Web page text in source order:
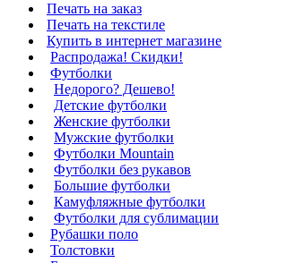
Печать на заказ
Печать на текстиле
Купить в интернет магазине
Распродажа! Скидки!
Футболки
Недорого? Дешево!
Детские футболки
Женские футболки
Мужские футболки
Футболки Mountain
Футболки без рукавов
Большие футболки
Камуфляжные футболки
Футболки для сублимации
Рубашки поло
Толстовки